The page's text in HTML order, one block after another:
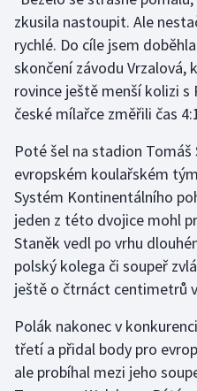
Motorsport
Olympijské hry
Parasport
Plavání
Plážový volejbal
Ragby
Rychlobruslení
Rychlostní kanoistika
Short track
zkusila nastoupit. Ale
rychlé. Do cíle jsem
skončení závodu Vrzalová,
rovince ještě menší kolizi s
české mílařce změřili čas
Poté šel na stadion
evropském koulařském
Systém Kontinentálního
jeden z této dvojice mohl
Staněk vedl po vrhu
polský kolega či soupeř
ještě o čtrnáct centimetrů
Polák nakonec v
třetí a přidal body pro
ale probíhal mezi jeho